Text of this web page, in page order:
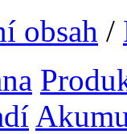
obsah /